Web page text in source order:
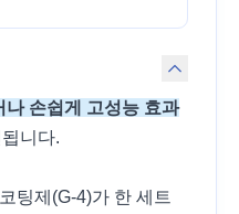
나 손쉽게 고성능 효과
니다.
팅제(G-4)가 한 세트